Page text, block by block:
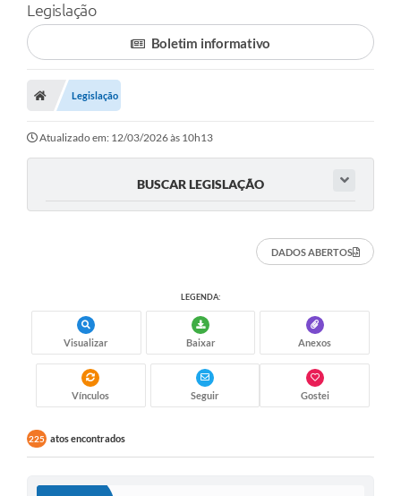
Legislação
Boletim informativo
Legislação
Atualizado em: 12/03/2026 às 10h13
BUSCAR LEGISLAÇÃO
DADOS ABERTOS
LEGENDA:
Visualizar Baixar Anexos
Vínculos Seguir Gostei
225 atos encontrados